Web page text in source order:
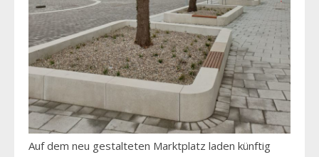
Auf dem neu gestalteten Marktplatz laden künftig